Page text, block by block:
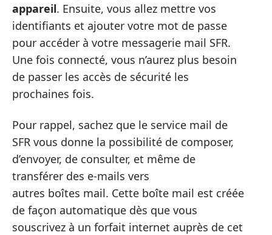
appareil. Ensuite, vous allez mettre vos
identifiants et ajouter votre mot de passe
pour accéder à votre messagerie mail SFR.
Une fois connecté, vous n’aurez plus besoin
de passer les accès de sécurité les
prochaines fois.
Pour rappel, sachez que le service mail de
SFR vous donne la possibilité de composer,
d’envoyer, de consulter, et même de
transférer des e-mails vers
autres boîtes mail. Cette boîte mail est créée
de façon automatique dès que vous
souscrivez à un forfait internet auprès de cet